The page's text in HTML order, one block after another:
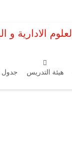
الادارية و
هيئة التدريس جدول